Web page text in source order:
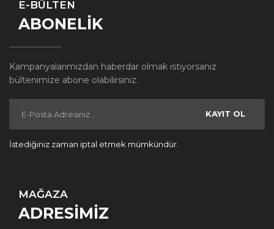
E-BÜLTEN
ABONELİK
Kampanyalarımızdan haberdar olmak istiyorsanız
bültenimize abone olabilirsiniz.
KAYIT OL
İstediğiniz zaman iptal etmek mümkündür.
MAĞAZA
ADRESİMİZ